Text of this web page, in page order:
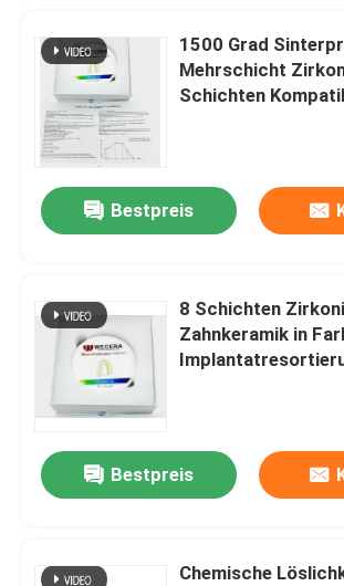
1500 Grad
Mehrschicht
Schichten
Bestpreis
8 Schichten
Zahnkeramik in
Bestpreis
Chemische